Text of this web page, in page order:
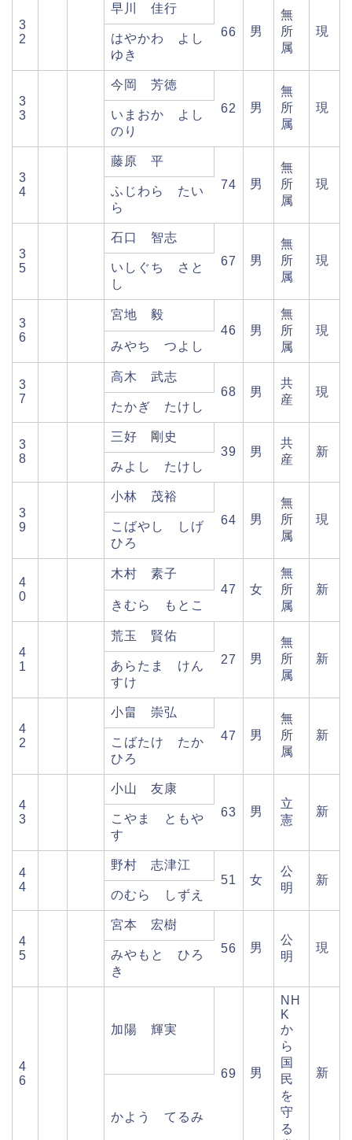
3
2
早川 佳行
66
男
無
所
属
現
はやかわ よし
ゆき
3
3
今岡 芳徳
62
男
無
所
属
現
いまおか よし
のり
3
4
藤原 平
74
男
無
所
属
現
ふじわら たい
ら
3
5
石口 智志
67
男
無
所
属
現
いしぐち さと
し
3
6
宮地 毅
46
男
無
所
属
現
みやち つよし
3
7
高木 武志
68
男
共
産
現
たかぎ たけし
3
8
三好 剛史
39
男
共
産
新
みよし たけし
3
9
小林 茂裕
64
男
無
所
属
現
こばやし しげ
ひろ
4
0
木村 素子
47
女
無
所
属
新
きむら もとこ
4
1
荒玉 賢佑
27
男
無
所
属
新
あらたま けん
すけ
4
2
小畠 崇弘
47
男
無
所
属
新
こばたけ たか
ひろ
4
3
小山 友康
63
男
立
憲
新
こやま ともや
す
4
4
野村 志津江
51
女
公
明
新
のむら しずえ
4
5
宮本 宏樹
56
男
公
明
現
みやもと ひろ
き
4
6
加陽 輝実
69 男
NH
K
か
ら
国
民
を
守
る
新
かよう てるみ